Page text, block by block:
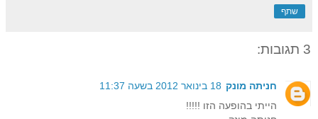
שתף
3 תגובות:
חניתה מונק 18 בינואר 2012 בשעה 11:37
הייתי בהופעה הזו !!!!!